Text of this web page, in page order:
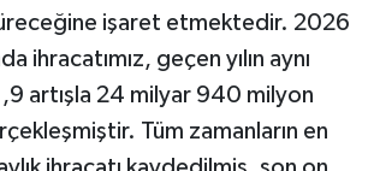
işaret etmektedir. 2026
ihracatımız, geçen yılın aynı
artışla 24 milyar 940 milyon
Tüm zamanların en